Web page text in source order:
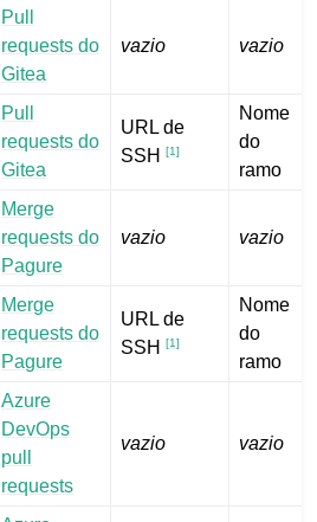
Pull
requests do
Gitea
vazio vazio
Pull
requests do
Gitea
URL de
SSH[1]
Nome
do
ramo
Merge
requests do
Pagure
vazio vazio
Merge
requests do
Pagure
URL de
SSH[1]
Nome
do
ramo
Azure
DevOps
pull
requests
vazio vazio